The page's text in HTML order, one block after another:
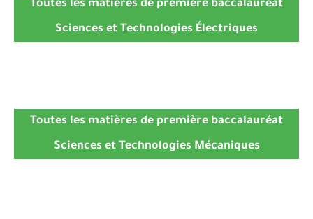
Toutes les matières de première baccalauréat
Sciences et Technologies Électriques
Toutes les matières de première baccalauréat
Sciences et Technologies Mécaniques